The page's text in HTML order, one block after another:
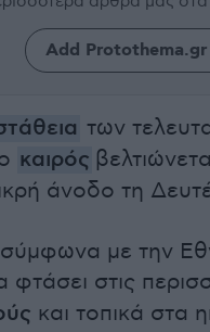
Add
των
καιρός
άνοδο τη
σύμφωνα με την
φτάσει στις
και τοπικά στα